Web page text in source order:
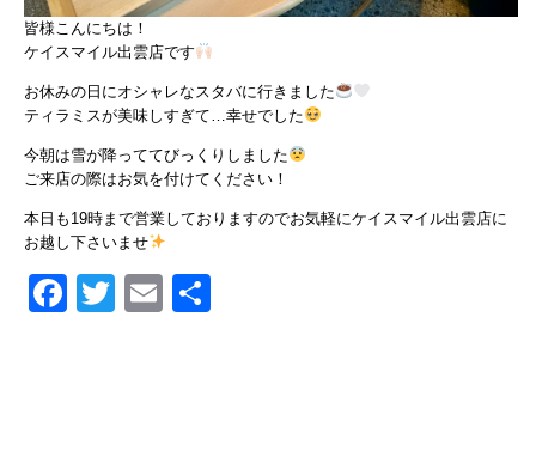
皆様こんにちは！
ケイスマイル出雲店です
お休みの日にオシャレなスタバに行きました
ティラミスが美味しすぎて…幸せでした
今朝は雪が降っててびっくりしました
ご来店の際はお気を付けてください！
本日も19時まで営業しておりますのでお気軽にケイスマイル出雲店に
お越し下さいませ
Facebook
TwitterEmail